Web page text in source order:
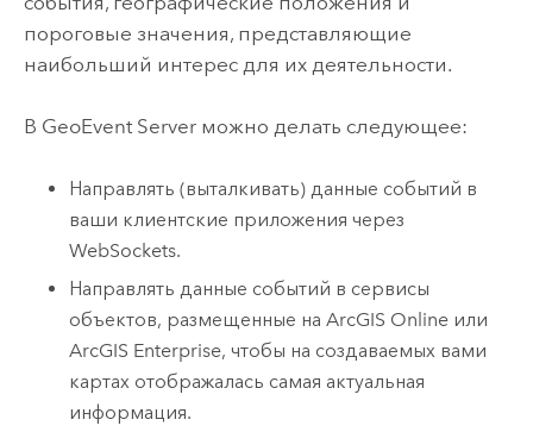
пороговые значения, представляющие
наибольший интерес для их деятельности.
В GeoEvent Serverможно делать следующее:
Направлять (выталкивать) данные событий в
ваши клиентские приложения через
WebSockets.
Направлять данные событий в сервисы
объектов, размещенные наArcGIS Online или
ArcGIS Enterprise, чтобы на создаваемых вами
картах отображалась самая актуальная
информация.